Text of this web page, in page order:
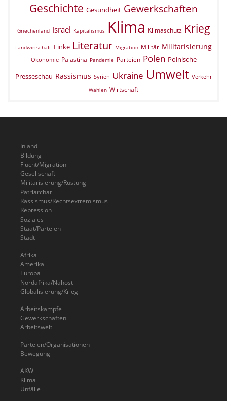
Geschichte Gesundheit Gewerkschaften
Griechenland Israel Kapitalismus Klima Klimaschutz Krieg
Landwirtschaft Linke Literatur Migration Militär Militarisierung
Ökonomie Palästina Pandemie Parteien Polen Polnische
Presseschau Rassismus Syrien Ukraine Umwelt Verkehr
Wahlen Wirtschaft
Inland
Bildung
Flucht/Migration
Gesellschaft
Militarisierung/Rüstung
Patriarchat
Rassismus/Rechtsextremismus
Repression
Soziales
Staat/Parteien
Stadt
Afrika
Amerika
Europa
Nordafrika/Nahost
Globalisierung/Krieg
Arbeitskämpfe
Gewerkschaften
Arbeitswelt
Parteien/Organisationen
Bewegung
AKW
Klima
Unfälle